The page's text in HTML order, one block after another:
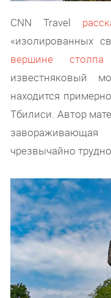
CNN Travel
«изолированных
вершине
известняковый
находится
Тбилиси. Автор
чрезвычайно